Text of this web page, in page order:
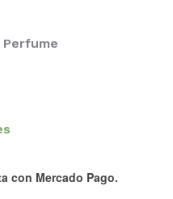
Perfume
con Mercado Pago.